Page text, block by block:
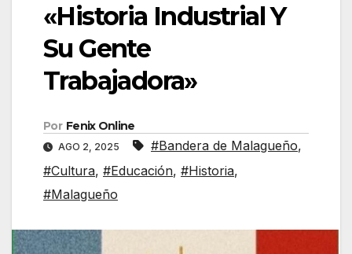
«Historia Industrial Y
Su Gente
Trabajadora»
Por Fenix Online
AGO 2, 2025 #Bandera de Malagueño,
#Cultura, #Educación, #Historia,
#Malagueño